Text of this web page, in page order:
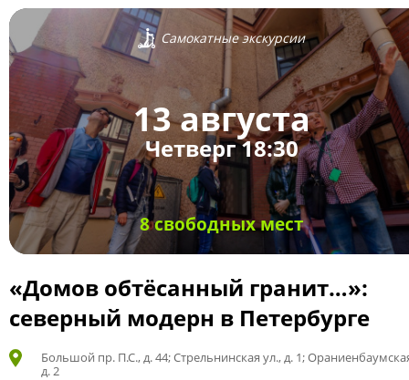
Самокатные экскурсии
13 августа
Четверг 18:30
8 свободных мест
«Домов обтёсанный гранит…»:
северный модерн в Петербурге
Большой пр. П.С., д. 44; Стрельнинская ул., д. 1;
д. 2